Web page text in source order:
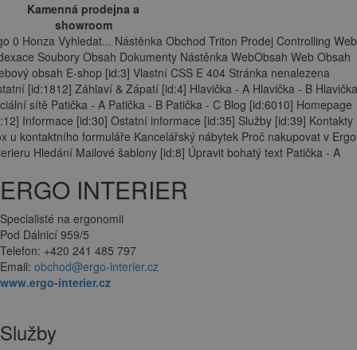
Kamenná prodejna a
showroom
0 Honza Vyhledat... Nástěnka Obchod Triton Prodej Controlling Web
Soubory Obsah Dokumenty Nástěnka WebObsah Web Obsah
obsah E-shop [id:3] Vlastní CSS E 404 Stránka nenalezena
[id:1812] Záhlaví & Zápatí [id:4] Hlavička - A Hlavička - B
sítě Patička - A Patička - B Patička - C Blog [id:6010] Homepage
Informace [id:30] Ostatní informace [id:35] Služby [id:39] Kontakty
u kontaktního formuláře Kancelářský nábytek Proč nakupovat v Ergo
Hledání Mailové šablony [id:8] Úpravit bohatý text Patička - A
ERGO INTERIER
Specialisté na ergonomii
Pod Dálnicí 959/5
Telefon: +420 241 485 797
Email: obchod@ergo-interier.cz
www.ergo-interier.cz
Služby